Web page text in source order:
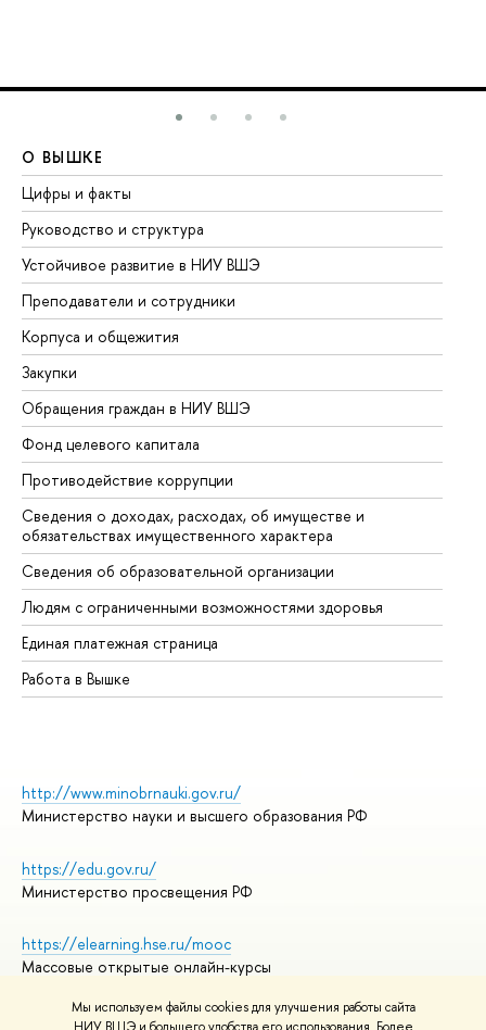
Мы используем файлы cookies для улучшения работы сайта
О ВЫШКЕ
Цифры и факты
Руководство и структура
Устойчивое развитие в НИУ ВШЭ
Преподаватели и сотрудники
Корпуса и общежития
Закупки
Обращения граждан в НИУ ВШЭ
Фонд целевого капитала
Противодействие коррупции
Сведения о доходах, расходах, об имуществе и
обязательствах имущественного характера
Сведения об образовательной организации
Людям с ограниченными возможностями здоровья
Единая платежная страница
Работа в Вышке
http://www.minobrnauki.gov.ru/
Министерство науки и высшего образования РФ
https://edu.gov.ru/
Министерство просвещения РФ
https://elearning.hse.ru/mooc
Массовые открытые онлайн-курсы